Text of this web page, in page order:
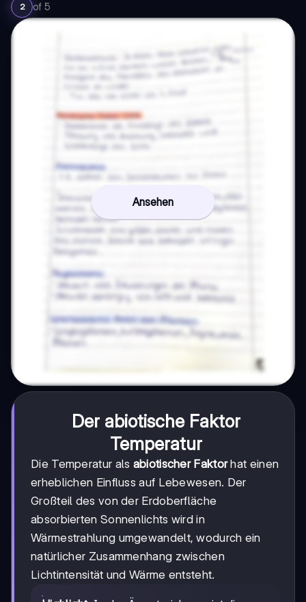
2 of 5
Ansehen
Der abiotische Faktor
Temperatur
Die Temperatur als abiotischer Faktorhat einen
erheblichen Einfluss auf Lebewesen. Der
Großteil des von der Erdoberfläche
absorbierten Sonnenlichts wird in
Wärmestrahlung umgewandelt, wodurch ein
natürlicher Zusammenhang zwischen
Lichtintensität und Wärme entsteht.